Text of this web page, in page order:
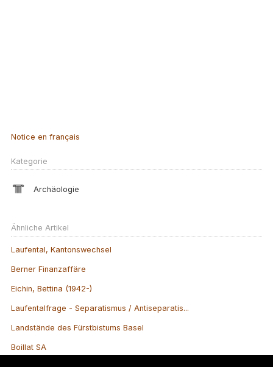
Notice en français
Kategorie
Archäologie
Ähnliche Artikel
Laufental, Kantonswechsel
Berner Finanzaffäre
Eichin, Bettina (1942-)
Laufentalfrage - Separatismus / Antiseparatis...
Landstände des Fürstbistums Basel
Boillat SA